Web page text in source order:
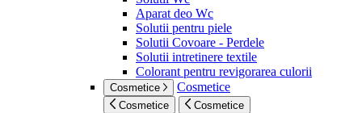
Aparat deo Wc
Solutii pentru piele
Solutii Covoare - Perdele
Solutii intretinere textile
Colorant pentru revigorarea culorii
Cosmetice Cosmetice
Cosmetice Cosmetice